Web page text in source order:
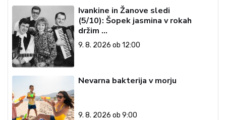
Ivankine in Žanove sledi
(5/10): Šopek jasmina v rokah
držim …
9. 8. 2026 ob 12:00
Nevarna bakterija v morju
9. 8. 2026 ob 9:00